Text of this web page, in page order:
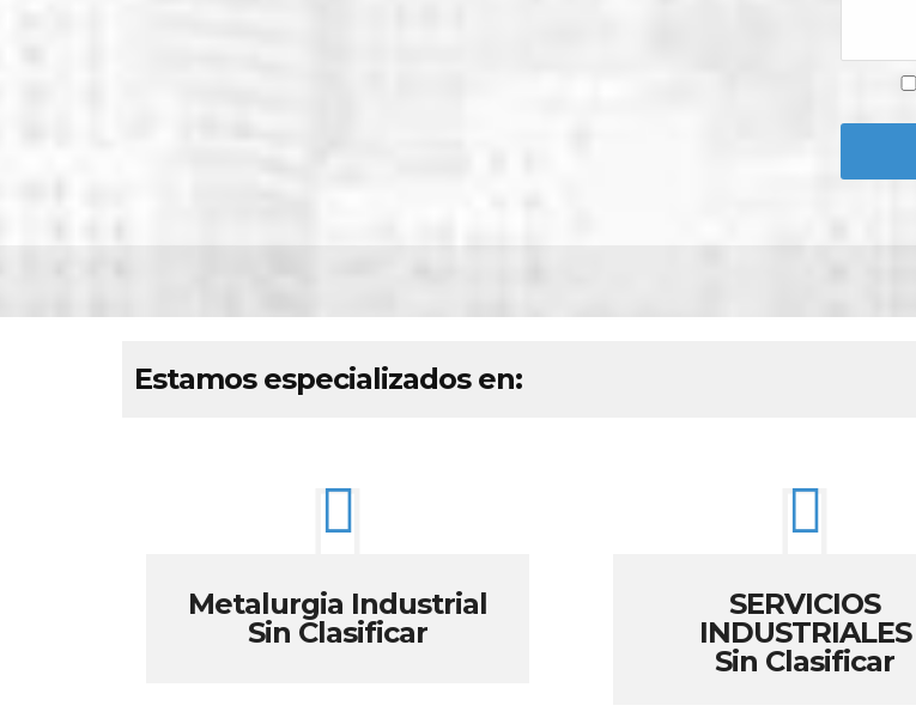
Estamos especializados en:
Metalurgia Industrial
Sin Clasificar
SERVICIOS
INDUSTRIALES
Sin Clasificar